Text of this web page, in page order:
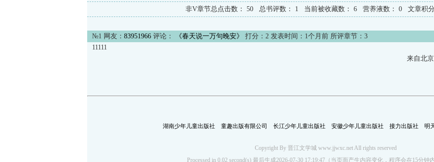
非V章节总点击数： 50总书评数： 1 当前被收藏数： 6营养液数： 0文章积分
№1 网友： 83951966 评论： 《春天说一万句晚安》 打分： 2 发表时间：1个月前 所评章节： 3
11111
来自北京
湖南少年儿童出版社 童趣出版有限公司 长江少年儿童出版社 安徽少年儿童出版社 接力出版社 明
Copyright By 晋江文学城 www.jjwxc.net All rights reserved
Processed in 0.02 second(s) 最后生成2026-07-30 17:19:47（当页面产生内容变化，程序会在15分钟